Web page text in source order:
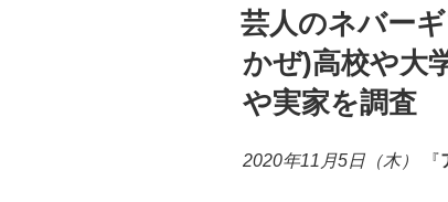
稿
日:
芸人のネバー
かぜ)高校や大
や実家を調査
2020年11月5日（木） 『